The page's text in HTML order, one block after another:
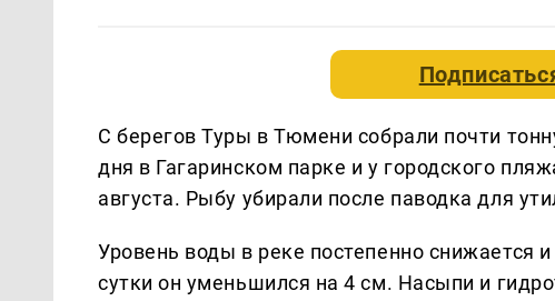
С берегов Туры в Тюмени собрали почти
дня в Гагаринском парке и у городского
августа. Рыбу убирали после паводка для
Уровень воды в реке постепенно снижается
сутки он уменьшился на 4 см. Насыпи и